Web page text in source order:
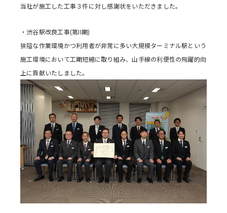
当社が施工した工事３件に対し感謝状をいただきました。
・渋谷駅改良工事(第II期)
狭隘な作業環境かつ利用者が非常に多い大規模ターミナル駅という
施工環境において工期短縮に取り組み、山手線の利便性の飛躍的向
上に貢献いたしました。